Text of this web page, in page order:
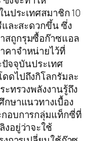
ประเทศสมาชิก 10
และสะดวกขึ้น ซึ่ง
สถูกรุมซื้อก๊าซแอล
คาจำหน่ายไว้ที่
ปัจจุบันประเทศ
ดไปถึงกิโลกรัมละ
ทรวงพลังงานรู้ถึง
ษาแนวทางเบื้อง
อบการกลุ่มแท็กซี่ที่
งอยู่ว่าจะใช้